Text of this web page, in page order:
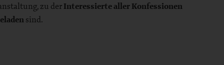
zu derInteressierte aller Konfessionen
sind.